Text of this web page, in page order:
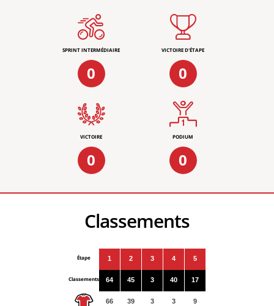
SPRINT INTERMÉDIAIRE
0
VICTOIRE D'ÉTAPE
0
VICTOIRE
0
PODIUM
0
Classements
Étape
Classements
1
64
66
2
45
39
3
3
3
4
40
3
5
17
9